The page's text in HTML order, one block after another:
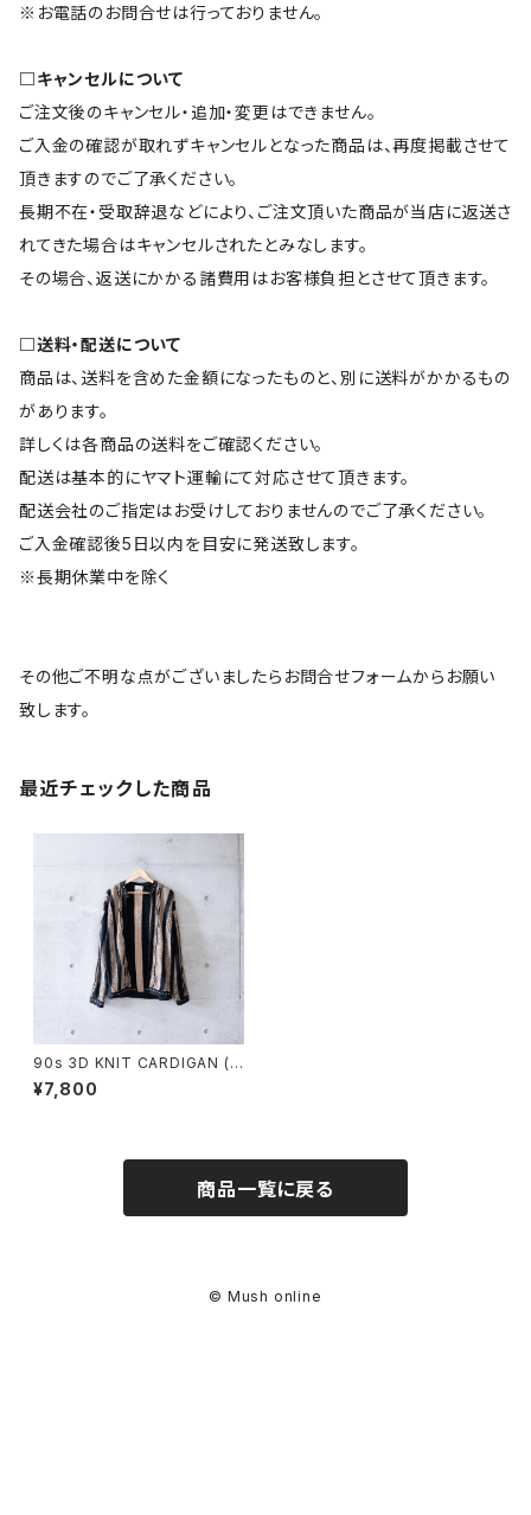
※お電話のお問合せは行っておりません。
□キャンセルについて
ご注文後のキャンセル・追加・変更はできません。
ご入金の確認が取れずキャンセルとなった商品は、再度掲載させて
頂きますのでご了承ください。
長期不在・受取辞退などにより、ご注文頂いた商品が当店に返送さ
れてきた場合はキャンセルされたとみなします。
その場合、返送にかかる諸費用はお客様負担とさせて頂きます。
□送料・配送について
商品は、送料を含めた金額になったものと、別に送料がかかるもの
があります。
詳しくは各商品の送料をご確認ください。
配送は基本的にヤマト運輸にて対応させて頂きます。
配送会社のご指定はお受けしておりませんのでご了承ください。
ご入金確認後5日以内を目安に発送致します。
※長期休業中を除く
その他ご不明な点がございましたらお問合せフォームからお願い
致します。
最近チェックした商品
90s 3D KNIT CARDIGAN (u
sed)
¥7,800
商品一覧に戻る
© Mush online